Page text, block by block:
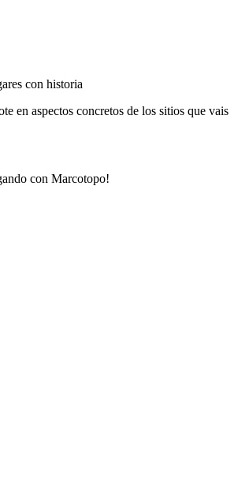
con historia
en aspectos concretos de los sitios que vais
con Marcotopo!